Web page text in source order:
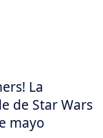
La
de Star Wars
mayo